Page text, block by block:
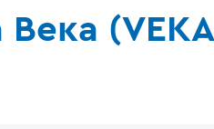
Века